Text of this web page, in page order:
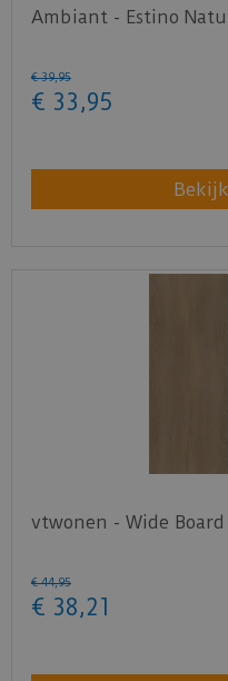
Ambiant - Estino
€ 39,95
€ 33 ,95
vtwonen - Wide Board
€ 44,95
€ 38,21